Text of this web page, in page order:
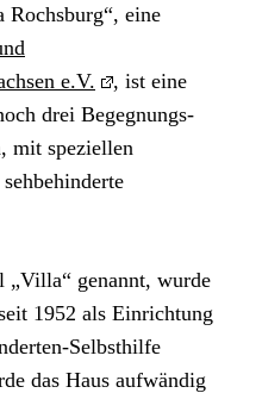
eine
e.V.
, ist eine
drei Begegnungs-
mit speziellen
„Villa“ genannt, wurde
1952 als Einrichtung
Selbsthilfe
das Haus aufwändig